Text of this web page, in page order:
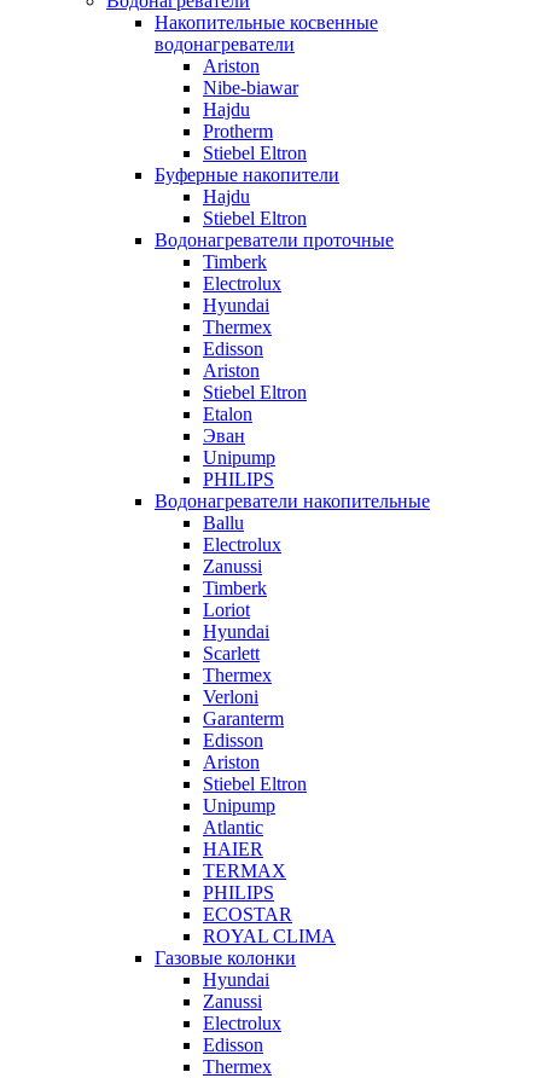
Накопительные косвенные
водонагреватели
Ariston
Nibe-biawar
Hajdu
Protherm
Stiebel Eltron
Буферные накопители
Hajdu
Stiebel Eltron
Водонагреватели проточные
Timberk
Electrolux
Hyundai
Thermex
Edisson
Ariston
Stiebel Eltron
Etalon
Эван
Unipump
PHILIPS
Водонагреватели накопительные
Ballu
Electrolux
Zanussi
Timberk
Loriot
Hyundai
Scarlett
Thermex
Verloni
Garanterm
Edisson
Ariston
Stiebel Eltron
Unipump
Atlantic
HAIER
TERMAX
PHILIPS
ECOSTAR
ROYAL CLIMA
Газовые колонки
Hyundai
Zanussi
Electrolux
Edisson
Thermex